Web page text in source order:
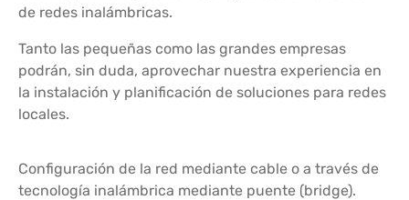
de redes inalámbricas.
Tanto las pequeñas como las grandes empresas
podrán, sin duda, aprovechar nuestra experiencia en
la instalación y planificación de soluciones para redes
locales.
Configuración de la red mediante cable o a través de
tecnología inalámbrica mediante puente (bridge).